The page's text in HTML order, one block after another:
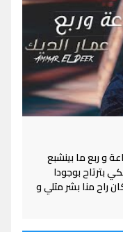
و ربع ما بينشبع
بترتاح بوجودا
راح منا بشر متلي و